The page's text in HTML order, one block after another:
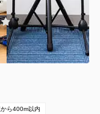
(0件)
2-1
1〜72名
ら400m以内